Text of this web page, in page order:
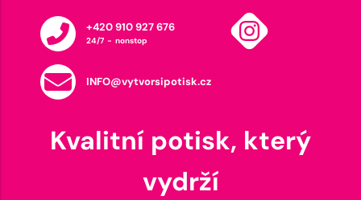
+420 910 927 676
24/7 - nonstop
INFO@vytvorsipotisk.cz
Kvalitní potisk, který
vydrží